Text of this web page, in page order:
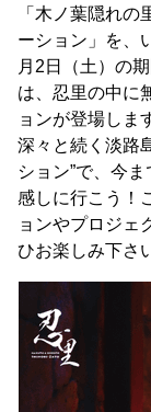
「木ノ葉隠れ
ーション」を、
月2日（土）の
は、忍里の中に
ョンが登場しま
深々と続く淡路
ション”で、今
感しに行こう！
ョンやプロジェ
ひお楽しみ下さ